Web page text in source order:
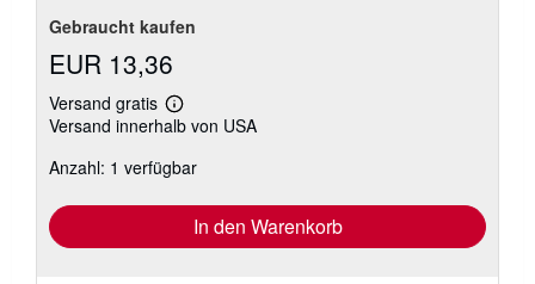
Gebraucht kaufen
EUR 13,36
Versand gratis
Weitere
Informationen
Versandkosten
Versand innerhalb von USA
Anzahl: 1 verfügbar
In den Warenkorb